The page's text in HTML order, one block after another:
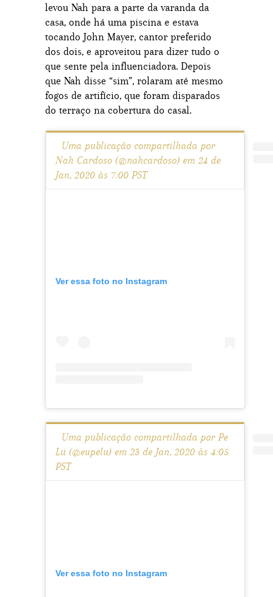
levou Nah para a parte da varanda da
casa, onde há uma piscina e estava
tocando John Mayer, cantor preferido
dos dois, e aproveitou para dizer tudo o
que sente pela influenciadora. Depois
que Nah disse “sim”, rolaram até mesmo
fogos de artifício, que foram disparados
do terraço na cobertura do casal.
Uma publicação compartilhada por
Nah Cardoso (@nahcardoso) em 24 de
Jan, 2020 às 7:00 PST
Ver essa foto no Instagram
Uma publicação compartilhada por Pe
Lu (@eupelu) em 23 de Jan, 2020 às 4:05
PST
Ver essa foto no Instagram